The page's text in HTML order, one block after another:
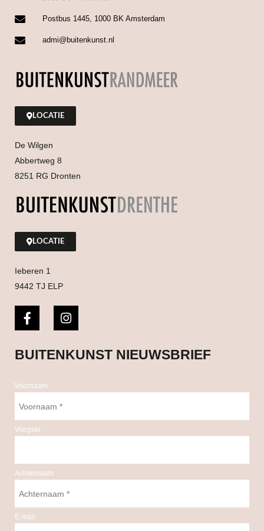
Postbus 1445, 1000 BK Amsterdam
admi@buitenkunst.nl
LOCATIE
De Wilgen
Abbertweg 8
8251 RG Dronten
LOCATIE
Ieberen 1
9442 TJ ELP
BUITENKUNST NIEUWSBRIEF
Voornaam
Voegsel
Achternaam
E-mail